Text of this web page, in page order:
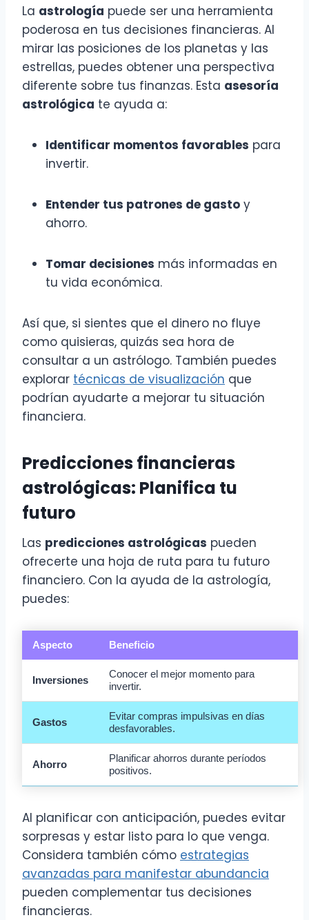
La astrología puede ser una herramienta
poderosa en tus decisiones financieras. Al
mirar las posiciones de los planetas y las
estrellas, puedes obtener una perspectiva
diferente sobre tus finanzas. Esta asesoría
astrológica te ayuda a:
Identificar momentos favorables para
invertir.
Entender tus patrones de gasto y
ahorro.
Tomar decisiones más informadas en
tu vida económica.
Así que, si sientes que el dinero no fluye
como quisieras, quizás sea hora de
consultar a un astrólogo. También puedes
explorar técnicas de visualización que
podrían ayudarte a mejorar tu situación
financiera.
Predicciones financieras
astrológicas: Planifica tu
futuro
Las predicciones astrológicas pueden
ofrecerte una hoja de ruta para tu futuro
financiero. Con la ayuda de la astrología,
puedes:
Aspecto Beneficio
Inversiones
Conocer el mejor momento para
invertir.
Gastos
Evitar compras impulsivas en días
desfavorables.
Ahorro
Planificar ahorros durante períodos
positivos.
Al planificar con anticipación, puedes evitar
sorpresas y estar listo para lo que venga.
Considera también cómo estrategias
avanzadas para manifestar abundancia
pueden complementar tus decisiones
financieras.